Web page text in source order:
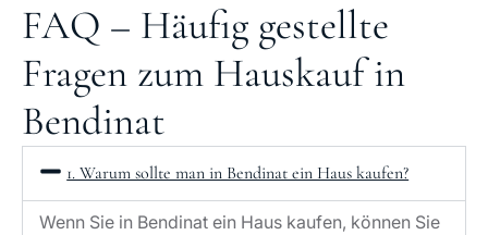
FAQ – Häufig gestellte
Fragen zum Hauskauf in
Bendinat
1. Warum sollte man in Bendinat ein Haus kaufen?
Wenn Sie in Bendinat ein Haus kaufen, können Sie